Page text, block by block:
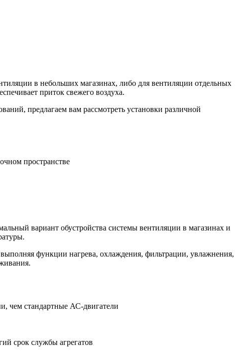
в небольших магазинах, либо для вентиляции отдельных
приток свежего воздуха.
предлагаем вам рассмотреть установки различной
пространстве
вариант обустройства системы вентиляции в магазинах и
функции нагрева, охлаждения, фильтрации, увлажнения,
чем стандартные АС-двигатели
срок службы агрегатов